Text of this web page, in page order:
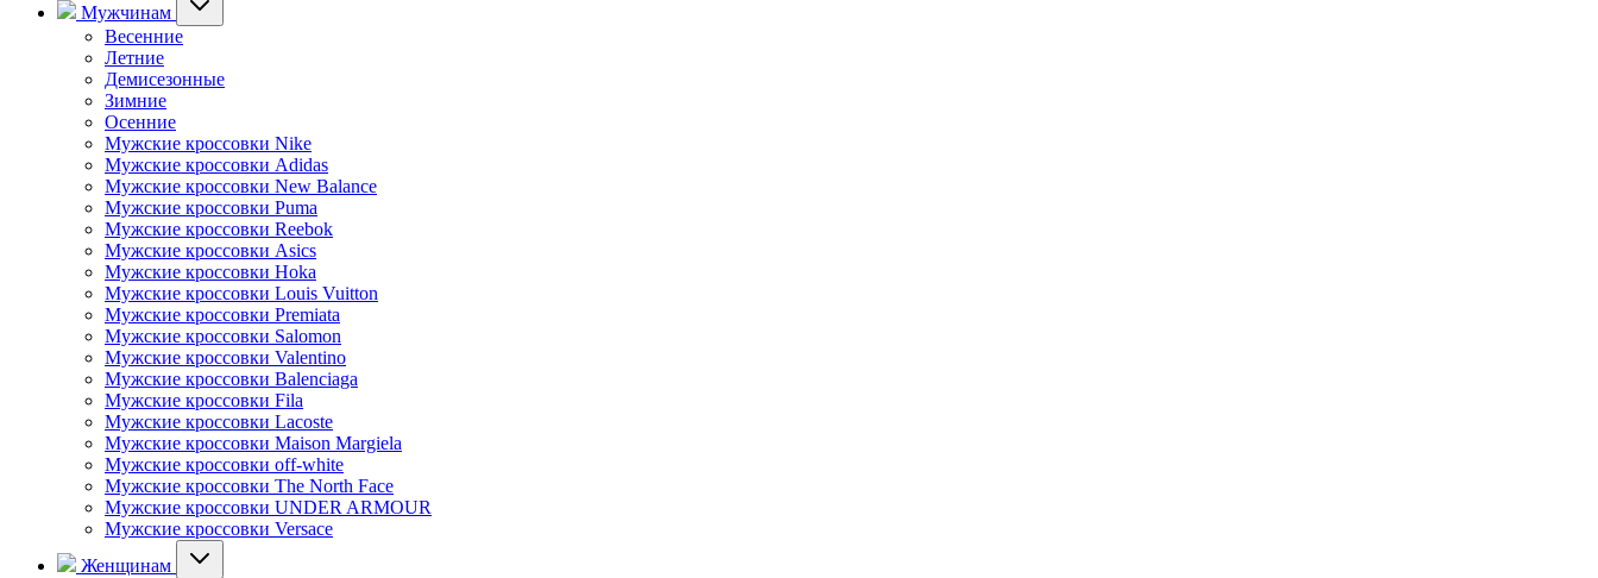
Мужчинам
Весенние
Летние
Демисезонные
Зимние
Осенние
Мужские кроссовки Nike
Мужские кроссовки Adidas
Мужские кроссовки New Balance
Мужские кроссовки Puma
Мужские кроссовки Reebok
Мужские кроссовки Asics
Мужские кроссовки Hoka
Мужские кроссовки Louis Vuitton
Мужские кроссовки Premiata
Мужские кроссовки Salomon
Мужские кроссовки Valentino
Мужские кроссовки Balenciaga
Мужские кроссовки Fila
Мужские кроссовки Lacoste
Мужские кроссовки Maison Margiela
Мужские кроссовки off-white
Мужские кроссовки The North Face
Мужские кроссовки UNDER ARMOUR
Мужские кроссовки Versace
Женщинам